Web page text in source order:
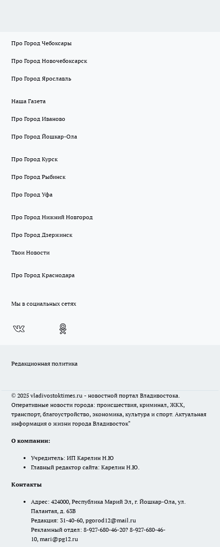
Про Город Чебоксары
Про Город Новочебоксарск
Про Город Ярославль
Наша Газета
Про Город Иваново
Про Город Йошкар-Ола
Про Город Курск
Про Город Рыбинск
Про Город Уфа
Про Город Нижний Новгород
Про Город Дзержинск
Твои Новости
Про Город Краснодара
Мы в социальных сетях
Редакционная политика
© 2025 vladivostoktimes.ru - новостной портал Владивостока.
Оперативные новости города: происшествия, криминал, ЖКХ,
транспорт, благоустройство, экономика, культура и спорт. Актуальная
информация о жизни города Владивосток"
О компании:
Учредитель: ИП Карелин Н.Ю
Главный редактор сайта: Карелин Н.Ю.
Контакты
Адрес: 424000, Республика Марий Эл, г. Йошкар-Ола, ул.
Палантая, д. 63В
Редакция: 31-40-60, pgorod12@mail.ru
Рекламный отдел: 8-927-680-46-20? 8-927-680-46-
10, mari@pg12.ru